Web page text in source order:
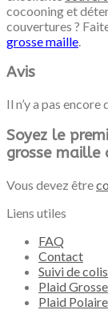
cocooning et
couvertures ?
grosse maille
Avis
Il n’y a pas encore
Soyez le
grosse maille
Vous devez être
Liens utiles
FAQ
Contact
Suivi de colis
Plaid
Plaid Polaire